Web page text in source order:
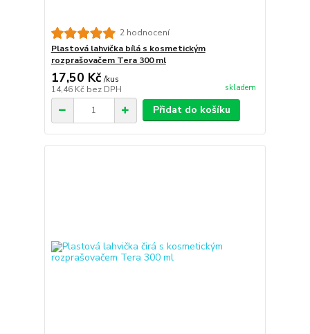
2 hodnocení
Plastová lahvička bílá s kosmetickým
rozprašovačem Tera 300 ml
17,50 Kč /kus
14,46 Kč bez DPH skladem
Přidat do košíku